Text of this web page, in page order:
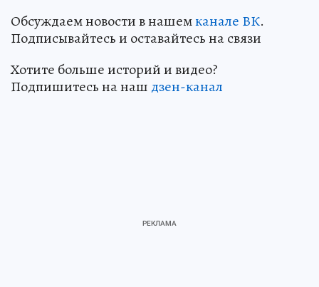
Обсуждаем новости в нашемканале ВК.
Подписывайтесь и оставайтесь на связи
Хотите больше историй и видео?
Подпишитесь на наш дзен-канал